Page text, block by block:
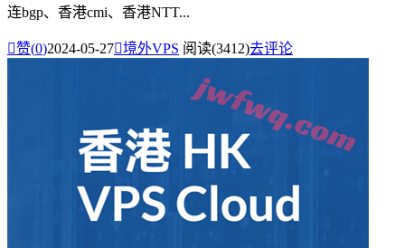
连bgp、香港cmi、香港NTT...
赞(0)2024-05-27境外VPS 阅读(3412)去评论